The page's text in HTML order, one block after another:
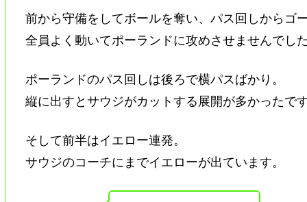
前から守備をしてボールを奪い、パス回しからゴ
全員よく動いてポーランドに攻めさせませんでした
ポーランドのパス回しは後ろで横パスばかり。
縦に出すとサウジがカットする展開が多かったです
そして前半はイエロー連発。
サウジのコーチにまでイエローが出ています。